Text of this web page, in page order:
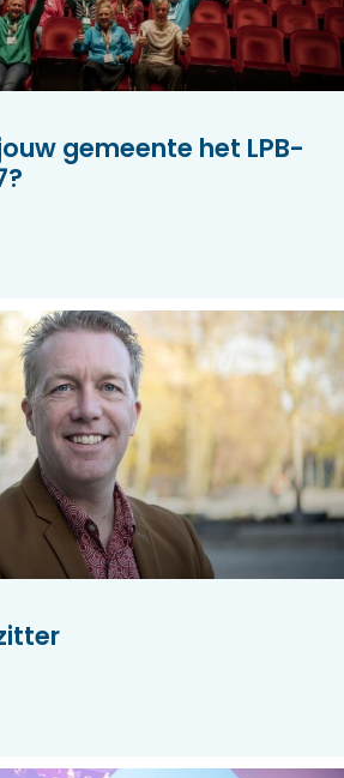
gemeente het LPB-